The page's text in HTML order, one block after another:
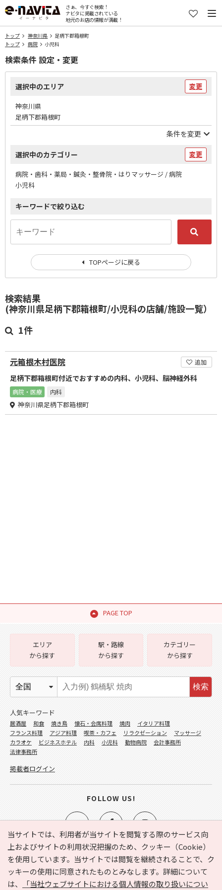
さぁ、今すぐ検索！
ナビタに掲載されている
地元のお店の情報が満載！
トップ 神奈川県
足柄下郡箱根町
トップ
病院 小児科
検索結果
(神奈川県足柄下郡箱根町/小児科の店舗/施設一覧）
1件
元箱根木村医院 追加
足柄下郡箱根町付近でおすすめの内科、小児科、脳神経外科
病院・医療 内科
神奈川県足柄下郡箱根町
検索条件 設定・変更
選択中のエリア 変更
神奈川県
足柄下郡箱根町
条件を変更
選択中のカテゴリー 変更
病院・歯科・薬局・鍼灸・整骨院・はりマッサージ / 病院
小児科
キーワードで絞り込む
TOPページに戻る
PAGE TOP
当サイトでは、利用者が当サイトを閲覧する際のサービス向
上およびサイトの利用状況把握のため、クッキー（Cookie）
を使用しています。当サイトでは閲覧を継続されることで、ク
ッキーの使用に同意されたものとみなします。詳細について
は、
「当社ウェブサイトにおける個人情報の取り扱いについ
e-NAVITA（イーナビタ）とは？ お気に入り
ヘルプ
利用規約
個人情報の取り扱いについて
運営会社
エリア
から探す
駅・路線
から探す
カテゴリー
から探す
検索
人気キーワード
居酒屋 和食 焼き鳥 懐石・会席料理 焼肉
イタリア料理
フランス料理
アジア料理 喫茶・カフェ リラクゼーション
マッサージ
カラオケ
ビジネスホテル 内科 小児科 動物病院
会計事務所
法律事務所
掲載者ログイン
FOLLOW US!